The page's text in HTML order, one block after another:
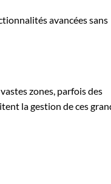
avancées sans
zones, parfois des
la gestion de ces